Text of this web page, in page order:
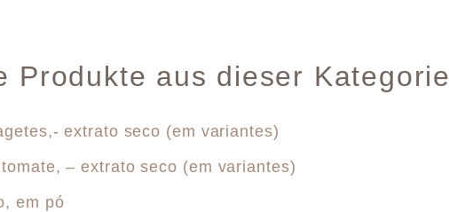
Produkte aus dieser Kategorie
extrato seco (em variantes)
– extrato seco (em variantes)
em pó